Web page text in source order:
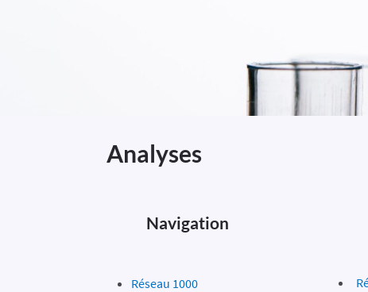
Analyses
Navigation
Réseau 1000